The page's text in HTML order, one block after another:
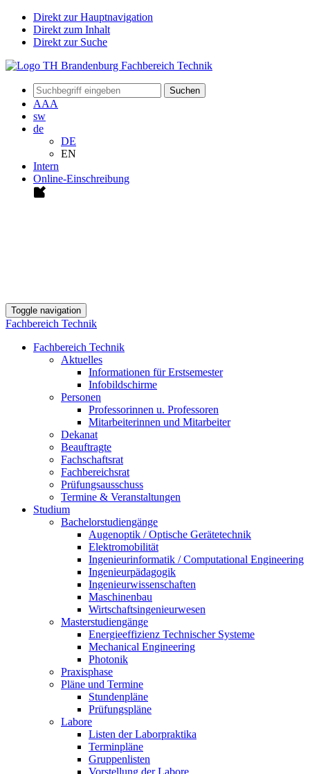
Direkt zur Hauptnavigation
Direkt zum Inhalt
Direkt zur Suche
Suchen
AAA
sw
de
DE
EN
Intern
Online-Einschreibung
Toggle navigation
Fachbereich Technik
Fachbereich Technik
Aktuelles
Informationen für Erstsemester
Infobildschirme
Personen
Professorinnen u. Professoren
Mitarbeiterinnen und Mitarbeiter
Dekanat
Beauftragte
Fachschaftsrat
Fachbereichsrat
Prüfungsausschuss
Termine & Veranstaltungen
Studium
Bachelorstudiengänge
Augenoptik / Optische Gerätetechnik
Elektromobilität
Ingenieurinformatik / Computational Engineering
Ingenieurpädagogik
Ingenieurwissenschaften
Maschinenbau
Wirtschaftsingenieurwesen
Masterstudiengänge
Energieeffizienz Technischer Systeme
Mechanical Engineering
Photonik
Praxisphase
Pläne und Termine
Stundenpläne
Prüfungspläne
Labore
Listen der Laborpraktika
Terminpläne
Gruppenlisten
Vorstellung der Labore